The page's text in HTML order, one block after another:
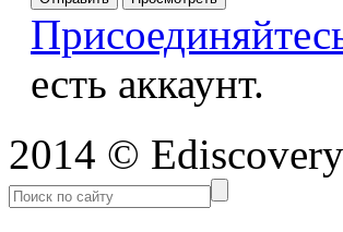
есть аккаунт.
2014 © Ediscovery